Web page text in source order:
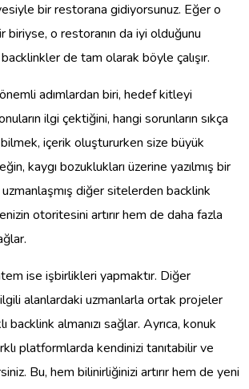
bir restorana gidiyorsunuz. Eğer o
biriyse, o restoranın da iyi olduğunu
de tam olarak böyle çalışır.
adımlardan biri, hedef kitleyi
ilgi çektiğini, hangi sorunların sıkça
içerik oluştururken size büyük
kaygı bozuklukları üzerine yazılmış bir
diğer sitelerden backlink
otoritesini artırır hem de daha fazla
ise işbirlikleri yapmaktır. Diğer
alanlardaki uzmanlarla ortak projeler
backlink almanızı sağlar. Ayrıca, konuk
platformlarda kendinizi tanıtabilir ve
Bu, hem bilinirliğinizi artırır hem de yeni